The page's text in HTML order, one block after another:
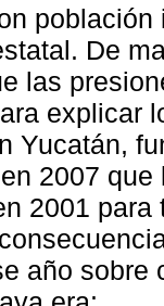
De
las
explicar
Yucatán,
2007
2001
año sobre